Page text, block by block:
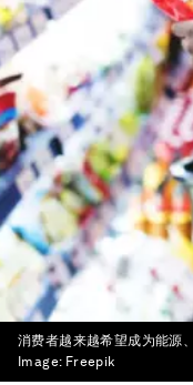
消费者越来越希望成为能源
Image: Freepik